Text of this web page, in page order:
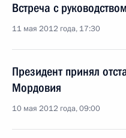
Встреча с
11 мая 2012 года, 17:30
Президент принял
Мордовия
10 мая 2012 года, 09:00